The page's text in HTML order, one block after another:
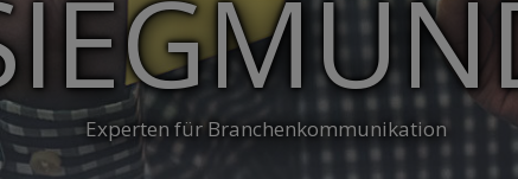
Experten für Branchenkommunikation